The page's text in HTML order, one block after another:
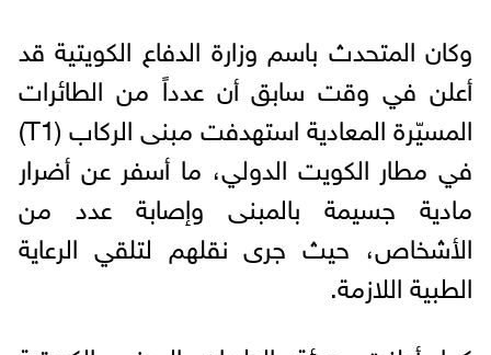
وكان المتحدث باسم وزارة الدفاع الكويتية قد
أعلن في وقت سابق أن عدداً من الطائرات
المسيّرة المعادية استهدفت مبنى الركاب (T1)
في مطار الكويت الدولي، ما أسفر عن أضرار
مادية جسيمة بالمبنى وإصابة عدد من
الأشخاص، حيث جرى نقلهم لتلقي الرعاية
الطبية اللازمة.